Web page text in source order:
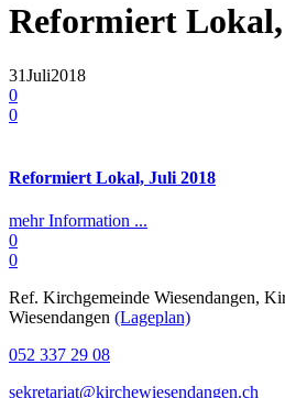
Reformiert
31Juli2018
0
0
Reformiert Lokal, Juli 2018
mehr Information ...
0
0
Ref. Kirchgemeinde Wiesendangen,
Wiesendangen (Lageplan)
052 337 29 08
sekretariat@kirchewiesendangen.ch